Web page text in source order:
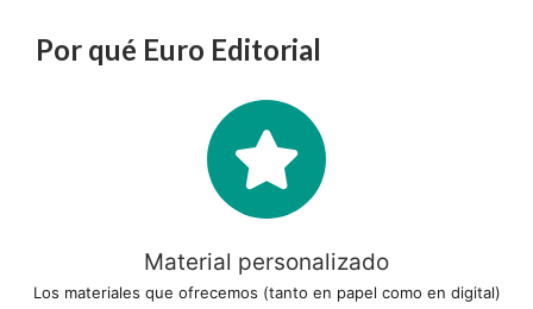
Por qué Euro Editorial
Material personalizado
Los materiales que ofrecemos (tanto en papel como en digital)